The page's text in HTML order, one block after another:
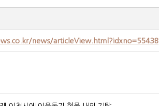
news/articleView.html?idxno=55438